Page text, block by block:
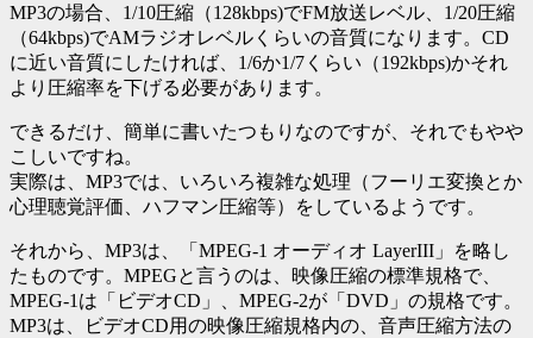
MP3の場合、1/10圧縮（128kbps)でFM放送レベル、1/20圧縮
（64kbps)でAMラジオレベルくらいの音質になります。CD
に近い音質にしたければ、1/6か1/7くらい（192kbps)かそれ
より圧縮率を下げる必要があります。
できるだけ、簡単に書いたつもりなのですが、それでもやや
こしいですね。
実際は、MP3では、いろいろ複雑な処理（フーリエ変換とか
心理聴覚評価、ハフマン圧縮等）をしているようです。
それから、MP3は、「MPEG-1 オーディオ LayerIII」を略し
たものです。MPEGと言うのは、映像圧縮の標準規格で、
MPEG-1は「ビデオCD」、MPEG-2が「DVD」の規格です。
MP3は、ビデオCD用の映像圧縮規格内の、音声圧縮方法の